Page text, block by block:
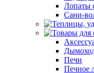
Лопаты
Сани-
Печи
Печное